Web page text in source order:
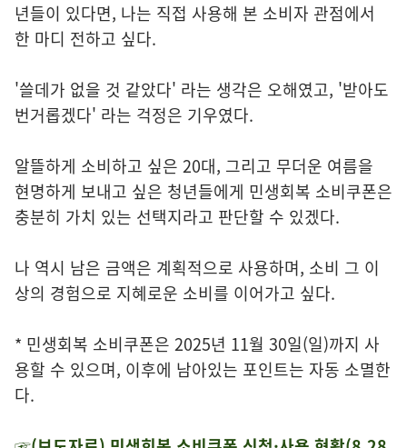
년들이 있다면, 나는 직접 사용해 본 소비자 관점에서
한 마디 전하고 싶다.
'쓸데가 없을 것 같았다' 라는 생각은 오해였고, '받아도
번거롭겠다' 라는 걱정은 기우였다.
알뜰하게 소비하고 싶은 20대, 그리고 무더운 여름을
현명하게 보내고 싶은 청년들에게 민생회복 소비쿠폰은
충분히 가치 있는 선택지라고 판단할 수 있겠다.
나 역시 남은 금액은 계획적으로 사용하며, 소비 그 이
상의 경험으로 지혜로운 소비를 이어가고 싶다.
* 민생회복 소비쿠폰은 2025년 11월 30일(일)까지 사
용할 수 있으며, 이후에 남아있는 포인트는 자동 소멸한
다.